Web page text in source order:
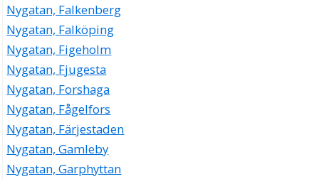
Nygatan, Falkenberg
Nygatan, Falköping
Nygatan, Figeholm
Nygatan, Fjugesta
Nygatan, Forshaga
Nygatan, Fågelfors
Nygatan, Färjestaden
Nygatan, Gamleby
Nygatan, Garphyttan